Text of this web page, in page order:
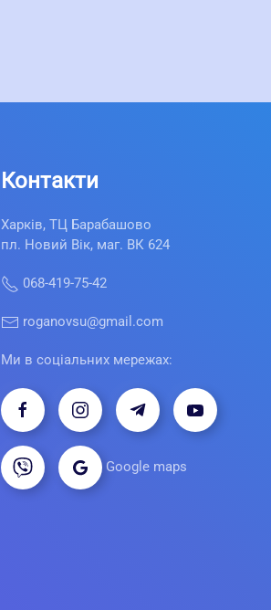
Контакти
Харків, ТЦ Барабашово
пл. Новий Вік, маг. ВК 624
068-419-75-42
roganovsu@gmail.com
Ми в соціальних мережах:
Google maps